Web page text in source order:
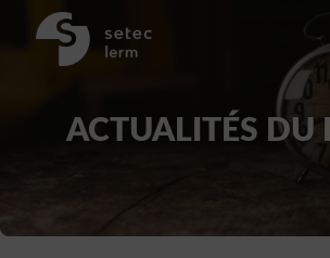
ACTUALITÉS DU